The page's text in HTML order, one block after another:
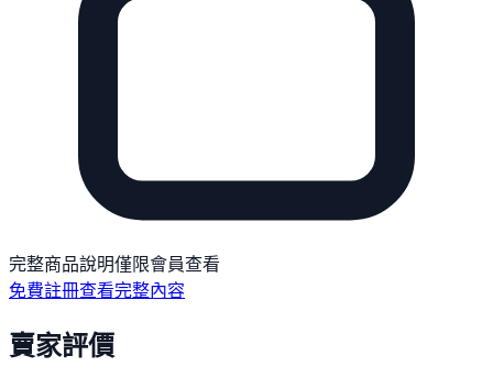
完整商品說明僅限會員查看
免費註冊查看完整內容
賣家評價